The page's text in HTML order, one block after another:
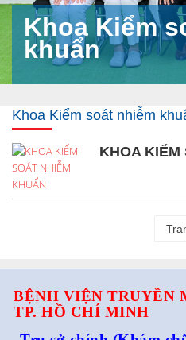
Khoa Kiểm
khuẩn
Khoa Kiểm soát nhiễm
KHOA KIỂM
BỆNH VIỆN TRUYỀN
TP. HỒ CHÍ MINH